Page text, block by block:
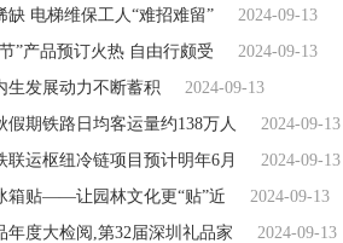
缺 电梯维保工人“难招难留”
2024-09-13
”产品预订火热 自由行颇受
2024-09-13
生发展动力不断蓄积
2024-09-13
假期铁路日均客运量约138万人
2024-09-13
联运枢纽冷链项目预计明年6月
2024-09-13
箱贴——让园林文化更“贴”近
2024-09-13
年度大检阅,第32届深圳礼品家
2024-09-13